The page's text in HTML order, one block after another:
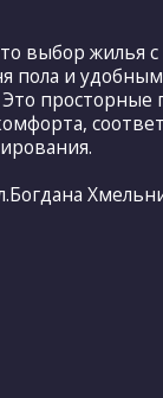
выбор жилья
пола и
просторные